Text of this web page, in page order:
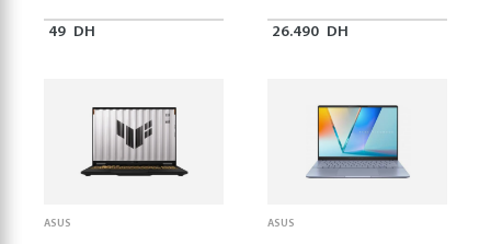
49 DH 26.490 DH
ASUS ASUS